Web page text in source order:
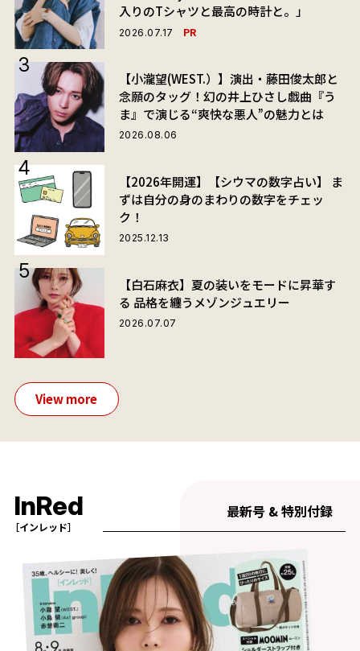
入りのTシャツと最高の時計と。」
2026.07.17 PR
【小瀧望(WEST.）】演出・藤田俊太郎と
念願のタッグ！幻の井上ひさし戯曲『う
ま』で演じる“爽快な悪人”の魅力とは
2026.08.06
【2026年開運】【シウマの数字占い】 ま
ずは自分の身のまわりの数字をチェッ
ク！
2025.12.13
【白石麻衣】夏の装いをモードに昇華す
る 品格を纏うメゾンジュエリー
2026.07.07
View more
InRed
［インレッド］
最新号 & 特別付録